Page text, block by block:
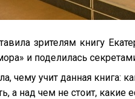
зрителям книгу
и поделилась
чему учит данная книга:
а над чем не стоит, какие